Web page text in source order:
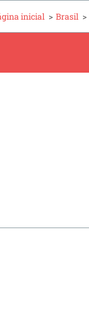
inicial > Brasil >